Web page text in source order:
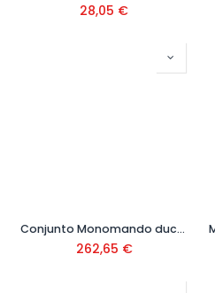
28,05 €
Conjunto Monomando ducha Ref. 21619110
262,65 €